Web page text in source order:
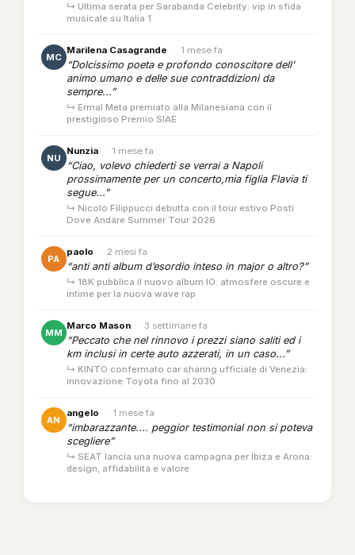
↳ Ultima serata per Sarabanda Celebrity: vip in sfida
musicale su Italia 1
MC
Marilena Casagrande · 1 mese fa
“Dolcissimo poeta e profondo conoscitore dell'
animo umano e delle sue contraddizioni da
sempre...”
↳ Ermal Meta premiato alla Milanesiana con il
prestigioso Premio SIAE
NU
Nunzia · 1 mese fa
“Ciao, volevo chiederti se verrai a Napoli
prossimamente per un concerto,mia figlia Flavia ti
segue...”
↳ Nicolò Filippucci debutta con il tour estivo Posti
Dove Andare Summer Tour 2026
PA
paolo · 2 mesi fa
“anti anti album d’esordio inteso in major o altro?”
↳ 18K pubblica il nuovo album IO: atmosfere oscure e
intime per la nuova wave rap
MM
Marco Mason · 3 settimane fa
“Peccato che nel rinnovo i prezzi siano saliti ed i
km inclusi in certe auto azzerati, in un caso...”
↳ KINTO confermato car sharing ufficiale di Venezia:
innovazione Toyota fino al 2030
AN
angelo · 1 mese fa
“imbarazzante.... peggior testimonial non si poteva
scegliere”
↳ SEAT lancia una nuova campagna per Ibiza e Arona:
design, affidabilità e valore